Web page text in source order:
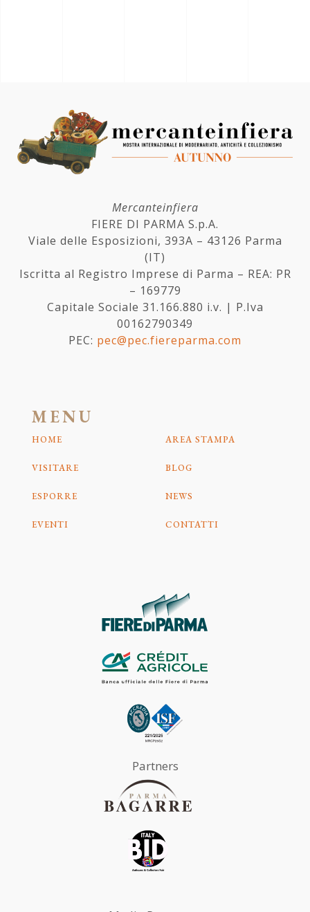
Mercanteinfiera
FIERE DI PARMA S.p.A.
Viale delle Esposizioni, 393A – 43126 Parma
(IT)
Iscritta al Registro Imprese di Parma – REA: PR
– 169779
Capitale Sociale 31.166.880 i.v. | P.Iva
00162790349
PEC: pec@pec.fiereparma.com
MENU
HOME
VISITARE
ESPORRE
EVENTI
AREA STAMPA
BLOG
NEWS
CONTATTI
Partners